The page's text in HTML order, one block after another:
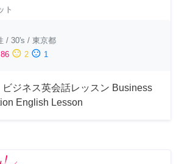
ト
/ 30's / 東京都
86 sentiment_neutral 2 sentiment_dissatisfied 1
ビジネス英会話レッスン Business
English Lesson